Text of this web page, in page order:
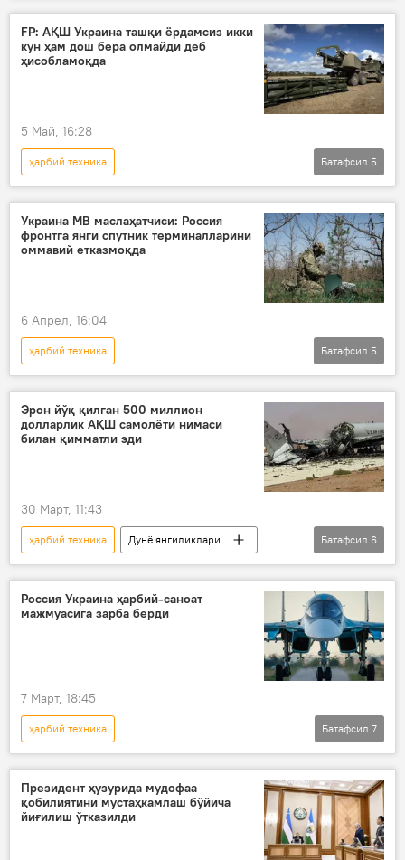
Дунё янгиликлари
Украина
анти-дрон
FP: АҚШ Украина ташқи ёрдамсиз икки
кун ҳам дош бера олмайди деб
ҳисобламоқда
5 Май, 16:28
ҳарбий техника
Россиянинг Донбассдаги махсус ҳарбий операцияси
Дунё янгиликлари
ёрдам
АҚШ
Европа Иттифоқи
Батафсил 5
Украина МВ маслаҳатчиси: Россия
фронтга янги спутник терминалларини
оммавий етказмоқда
6 Апрел, 16:04
ҳарбий техника
Россиянинг Донбассдаги махсус ҳарбий операцияси
Дунё янгиликлари
Россия
Дунёда
Батафсил 5
Эрон йўқ қилган 500 миллион
долларлик АҚШ самолёти нимаси
билан қимматли эди
30 Март, 11:43
ҳарбий техника
Дунё янгиликлари
АҚШ – Эрон можароси
самолёт
Саудия Арабистони
Дунёда
Эрон
АҚШ
Батафсил 6
Россия Украина ҳарбий-саноат
мажмуасига зарба берди
7 Март, 18:45
ҳарбий техника
Россиянинг Донбассдаги махсус ҳарбий операцияси
Россия
Украина
Донецк халқ республикаси (ДХР)
Батафсил 7
Президент ҳузурида мудофаа
қобилиятини мустаҳкамлаш бўйича
йиғилиш ўтказилди